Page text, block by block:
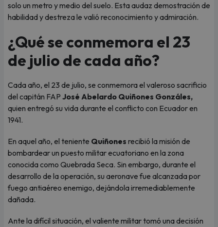
solo un metro y medio del suelo. Esta audaz demostración de
habilidad y destreza le valió reconocimiento y admiración.
¿Qué se conmemora el 23
de julio de cada año?
Cada año, el 23 de julio, se conmemora el valeroso sacrificio
del capitán FAP José Abelardo Quiñones Gonzáles,
quien entregó su vida durante el conflicto con Ecuador en
1941.
En aquel año, el teniente Quiñones recibió la misión de
bombardear un puesto militar ecuatoriano en la zona
conocida como Quebrada Seca. Sin embargo, durante el
desarrollo de la operación, su aeronave fue alcanzada por
fuego antiaéreo enemigo, dejándola irremediablemente
dañada.
Ante la difícil situación, el valiente militar tomó una decisión